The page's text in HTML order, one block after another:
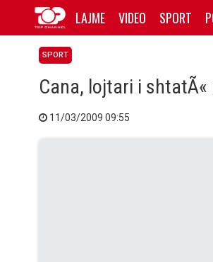
LAJME VIDEO SPORT
SPORT
Cana, lojtari i shtatÃ«
11/03/2009 09:55